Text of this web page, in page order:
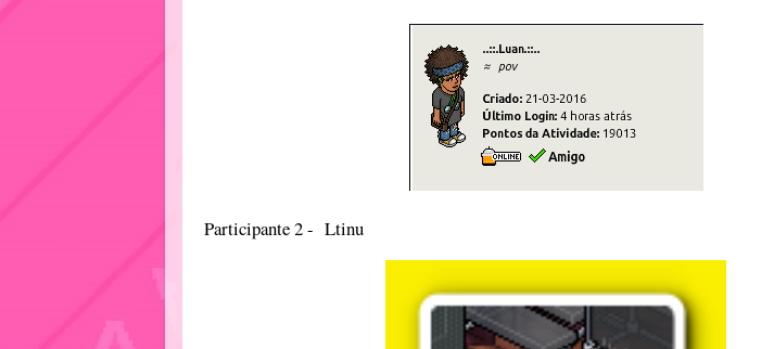
Participante 2 - Ltinu